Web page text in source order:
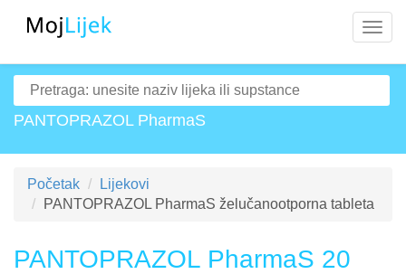
PANTOPRAZOL PharmaS
Početak
Lijekovi
PANTOPRAZOL PharmaS želučanootporna tableta
PANTOPRAZOL PharmaS 20